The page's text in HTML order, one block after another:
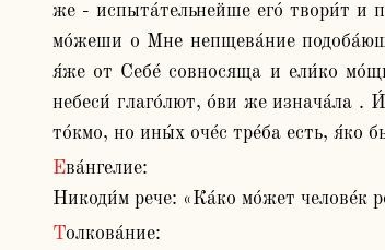
же - испыта́тельнейше его́ твори́т и
мо́жеши о Мне непщева́ние
я́же от Себе́ совносяща и ели́ко
небеси́ глаго́лют, о́ви же изнача́ла .
то́кмо, но ины́х оче́с тре́ба есть, я́ко
Ева́нгелие:
Никоди́м рече: «Ка́ко мо́жет челове́к
Толкова́ние: